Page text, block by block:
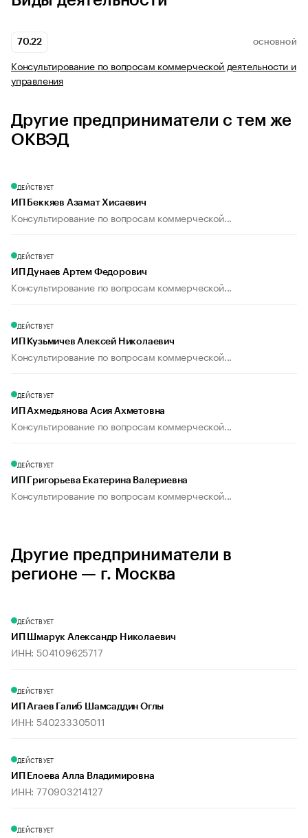
70.22 ОСНОВНОЙ
Консультирование по вопросам коммерческой деятельности и
управления
Другие предприниматели с тем же
ОКВЭД
ДЕЙСТВУЕТ
ИП Беккяев Азамат Хисаевич
Консультирование по вопросам коммерческой...
ДЕЙСТВУЕТ
ИП Дунаев Артем Федорович
Консультирование по вопросам коммерческой...
ДЕЙСТВУЕТ
ИП Кузьмичев Алексей Николаевич
Консультирование по вопросам коммерческой...
ДЕЙСТВУЕТ
ИП Ахмедьянова Асия Ахметовна
Консультирование по вопросам коммерческой...
ДЕЙСТВУЕТ
ИП Григорьева Екатерина Валериевна
Консультирование по вопросам коммерческой...
Другие предприниматели в
регионе — г. Москва
ДЕЙСТВУЕТ
ИП Шмарук Александр Николаевич
ИНН: 504109625717
ДЕЙСТВУЕТ
ИП Агаев Галиб Шамсаддин Оглы
ИНН: 540233305011
ДЕЙСТВУЕТ
ИП Елоева Алла Владимировна
ИНН: 770903214127
ДЕЙСТВУЕТ